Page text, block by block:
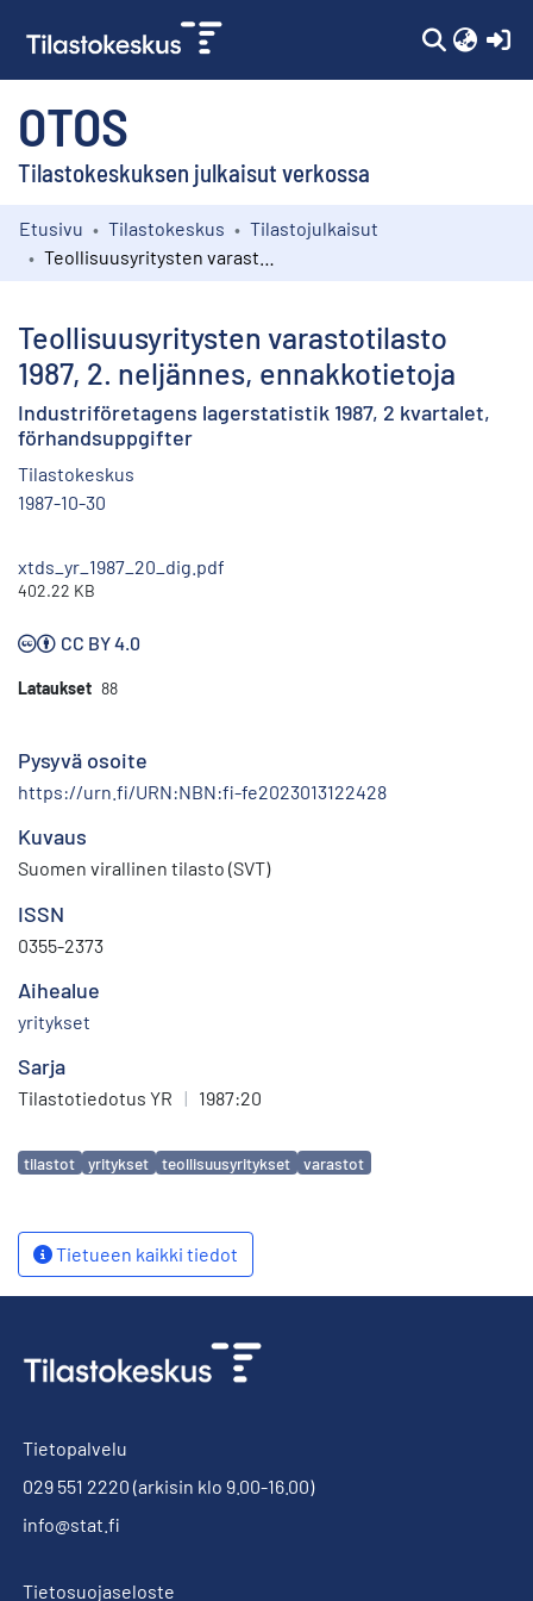
OTOS
Tilastokeskuksen julkaisut verkossa
Kokoelmat
Etusivu Tilastokeskus
Tilastojulkaisut
Teollisuusyritysten varastotilasto
1987, 2. neljännes, ennakkotietoja
Industriföretagens lagerstatistik 1987, 2 kvartalet,
förhandsuppgifter
Tilastokeskus
1987-10-30
xtds_yr_1987_20_dig.pdf
402.22 KB
CC BY 4.0
Lataukset 88
Pysyvä osoite
https://urn.fi/URN:NBN:fi-fe2023013122428
Kuvaus
Suomen virallinen tilasto (SVT)
ISSN
0355-2373
Aihealue
yritykset
Sarja
Tilastotiedotus YR | 1987:20
Avainsanat
tilastot yritykset teollisuusyritykset varastot
Tietueen kaikki tiedot
Tietopalvelu
029 551 2220 (arkisin klo 9.00-16.00)
info@stat.fi
Tietosuojaseloste